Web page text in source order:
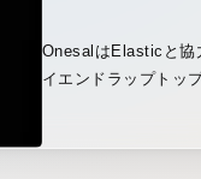
OnesalはElasticと協
イエンドラップトッ